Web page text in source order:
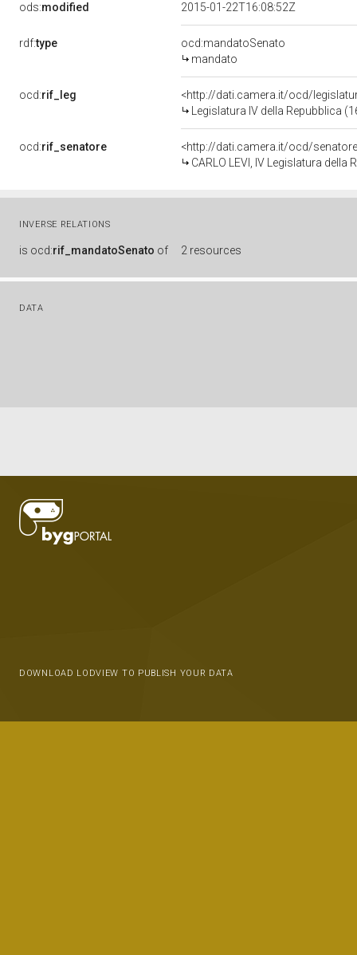
ods:modified 2015-01-22T16:08:52Z
rdf:type
ocd:mandatoSenato
mandato
ocd:rif_leg
<http://dati.camera.it/ocd/
Legislatura IV della Repubblica
ocd:rif_senatore
<http://dati.camera.it/ocd/
CARLO LEVI, IV Legislatura della
INVERSE RELATIONS
is ocd:rif_mandatoSenato of 2 resources
DATA
DOWNLOAD LODVIEW TO PUBLISH YOUR DATA